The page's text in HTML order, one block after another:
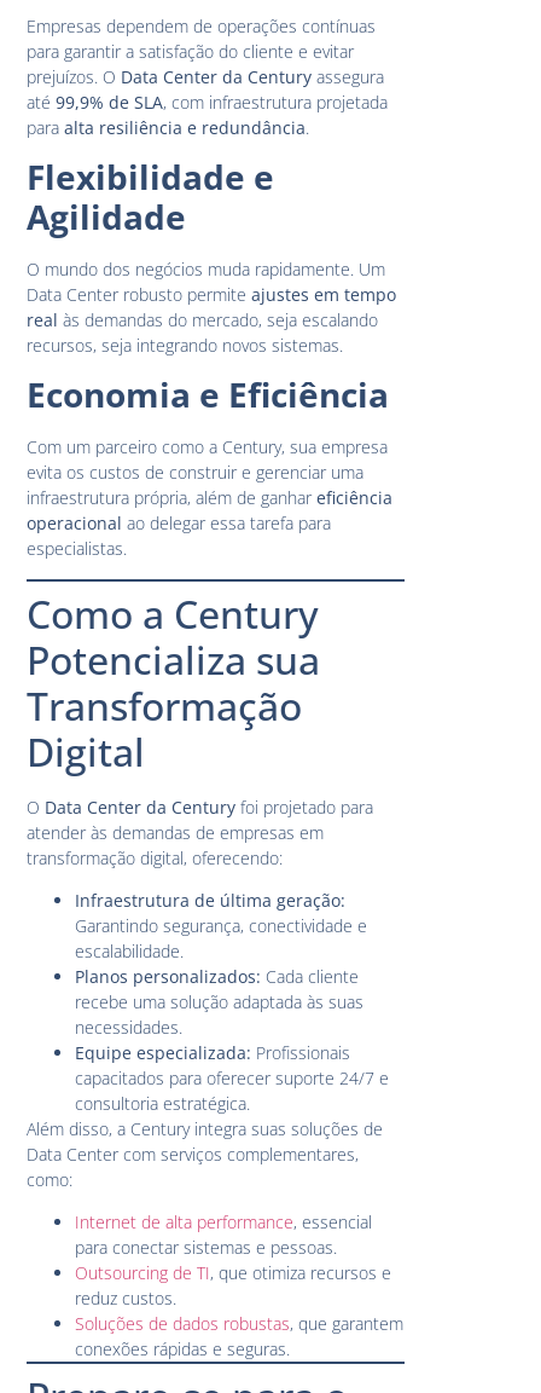
Empresas dependem de operações contínuas
para garantir a satisfação do cliente e evitar
prejuízos. O Data Center da Century assegura
até99,9% de SLA, com infraestrutura projetada
paraalta resiliência e redundância.
Flexibilidade e
Agilidade
O mundo dos negócios muda rapidamente. Um
Data Center robusto permiteajustes em tempo
real às demandas do mercado, seja escalando
recursos, seja integrando novos sistemas.
Economia e Eficiência
Com um parceiro como a Century, sua empresa
evita os custos de construir e gerenciar uma
infraestrutura própria, além de ganhareficiência
operacional ao delegar essa tarefa para
especialistas.
Como a Century
Potencializa sua
Transformação
Digital
O Data Center da Century foi projetado para
atender às demandas de empresas em
transformação digital, oferecendo:
Infraestrutura de última geração:
Garantindo segurança, conectividade e
escalabilidade.
Planos personalizados: Cada cliente
recebe uma solução adaptada às suas
necessidades.
Equipe especializada: Profissionais
capacitados para oferecer suporte 24/7 e
consultoria estratégica.
Além disso, a Century integra suas soluções de
Data Center com serviços complementares,
como:
Internet de alta performance, essencial
para conectar sistemas e pessoas.
Outsourcing de TI, que otimiza recursos e
reduz custos.
Soluções de dados robustas, que garantem
conexões rápidas e seguras.